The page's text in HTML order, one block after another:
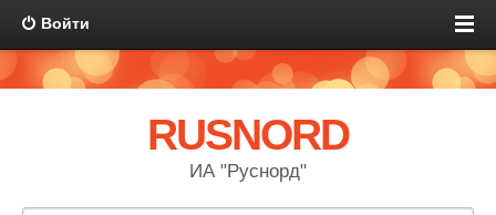
Войти
RUSNORD
ИА "Руснорд"